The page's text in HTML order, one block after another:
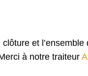
et
à notre traiteur